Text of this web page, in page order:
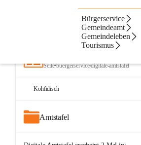
Bürgerservice
Gemeindeamt
Gemeindeleben
Tourismus
Artikel Dateien
Seite•buergerservice/digitale-amtstafel
Kohfidisch
Amtstafel